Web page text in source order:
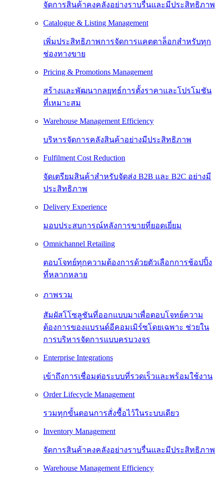
จัดการสินค้าคงคลังอย่างราบรื่นและมีประสิทธิภาพ
Catalogue & Listing Management
เพิ่มประสิทธิภาพการจัดการแคตตาล็อกสำหรับทุก
ช่องทางขาย
Pricing & Promotions Management
สร้างและพัฒนากลยุทธ์การตั้งราคาและโปรโมชัน
ที่เหมาะสม
Warehouse Management Efficiency
บริหารจัดการคลังสินค้าอย่างมีประสิทธิภาพ
Fulfilment Cost Reduction
จัดเตรียมสินค้าสำหรับจัดส่ง B2B และ B2C อย่างมี
ประสิทธิภาพ
Delivery Experience
มอบประสบการณ์หลังการขายที่ยอดเยี่ยม
Omnichannel Retailing
ตอบโจทย์ทุกความต้องการด้วยตัวเลือกการช้อปปิ้ง
ที่หลากหลาย
ภาพรวม
สัมผัสโโซลูชันที่ออกแบบมาเพื่อตอบโจทย์ความ
ต้องการของแบรนด์อีคอมเมิร์ซโดยเฉพาะ ช่วยใน
การบริหารจัดการแบบครบวงจร
Enterprise Integrations
เข้าถึงการเชื่อมต่อระบบที่รวดเร็วและพร้อมใช้งาน
Order Lifecycle Management
รวมทุกขั้นตอนการสั่งซื้อไว้ในระบบเดียว
Inventory Management
จัดการสินค้าคงคลังอย่างราบรื่นและมีประสิทธิภาพ
Warehouse Management Efficiency